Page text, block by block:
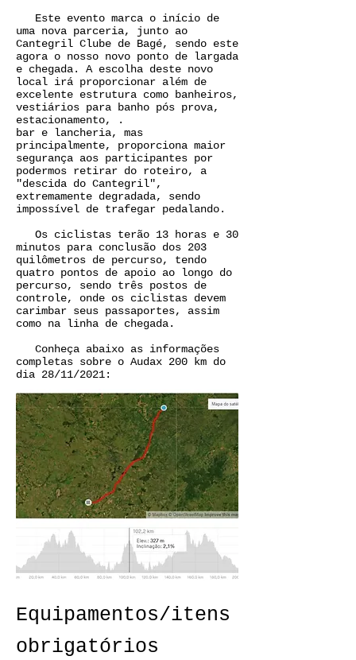
Este evento marca o início de
uma nova parceria, junto ao
Cantegril Clube de Bagé, sendo este
agora o nosso novo ponto de largada
e chegada. A escolha deste novo
local irá proporcionar além de
excelente estrutura como banheiros,
vestiários para banho pós prova,
estacionamento, .
bar e lancheria, mas
principalmente, proporciona maior
segurança aos participantes por
podermos retirar do roteiro, a
"descida do Cantegril",
extremamente degradada, sendo
impossível de trafegar pedalando.
Os ciclistas terão 13 horas e 30
minutos para conclusão dos 203
quilômetros de percurso, tendo
quatro pontos de apoio ao longo do
percurso, sendo três postos de
controle, onde os ciclistas devem
carimbar seus passaportes, assim
como na linha de chegada.
Conheça abaixo as informações
completas sobre o Audax 200 km do
dia 28/11/2021:
Equipamentos/itens
obrigatórios